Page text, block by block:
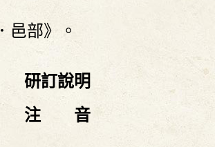
．邑部》。
研訂說明
注 音